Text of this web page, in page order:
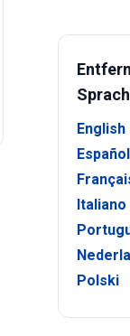
English
Español
Italiano
Polski